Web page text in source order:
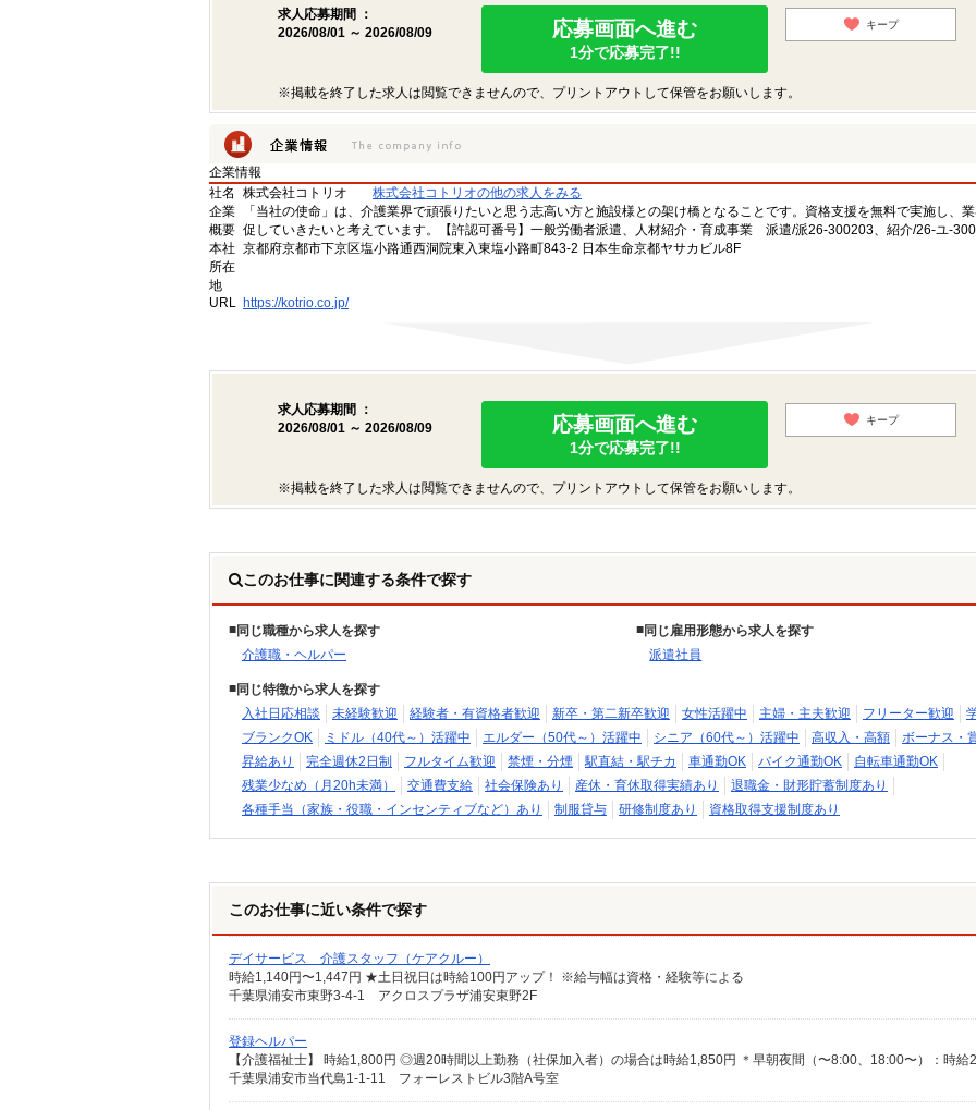
求人応募期間 ：
2026/08/01 ～ 2026/08/09
応募画面へ進む
1分で応募完了!!
キープ
※掲載を終了した求人は閲覧できませんので、プリントアウトして保管をお願いします。
企業情報
社名
株式会社コトリオ
株式会社コトリオの他の求人をみる
企業
概要
「当社の使命」は、介護業界で頑張りたいと思う志高い方と施設様との架け橋となることです。資格支援を無料で実施し、
促していきたいと考えています。【許認可番号】一般労働者派遣、人材紹介・育成事業 派遣/派26-300203、紹介/26-ユ-
本社
所在
地
京都府京都市下京区塩小路通西洞院東入東塩小路町843-2 日本生命京都ヤサカビル8F
URL https://kotrio.co.jp/
求人応募期間 ：
2026/08/01 ～ 2026/08/09
応募画面へ進む
1分で応募完了!!
キープ
※掲載を終了した求人は閲覧できませんので、プリントアウトして保管をお願いします。
このお仕事に関連する条件で探す
同じ職種から求人を探す
介護職・ヘルパー
同じ雇用形態から求人を探す
派遣社員
同じ特徴から求人を探す
入社日応相談
未経験歓迎 経験者・有資格者歓迎 新卒・第二新卒歓迎 女性活躍中 主婦・主夫歓迎 フリーター歓迎
ブランクOK
ミドル（40代～）活躍中 エルダー（50代～）活躍中 シニア（60代～）活躍中 高収入・高額
ボーナス・
昇給あり
完全週休2日制 フルタイム歓迎 禁煙・分煙 駅直結・駅チカ 車通勤OK バイク通勤OK
自転車通勤OK
残業少なめ（月20h未満）
交通費支給 社会保険あり 産休・育休取得実績あり
退職金・財形貯蓄制度あり
各種手当（家族・役職・インセンティブなど）あり
制服貸与 研修制度あり 資格取得支援制度あり
このお仕事に近い条件で探す
デイサービス 介護スタッフ（ケアクルー）
時給1,140円〜1,447円 ★土日祝日は時給100円アップ！ ※給与幅は資格・経験等による
千葉県浦安市東野3-4-1 アクロスプラザ浦安東野2F
登録ヘルパー
千葉県浦安市当代島1-1-11 フォーレストビル3階A号室